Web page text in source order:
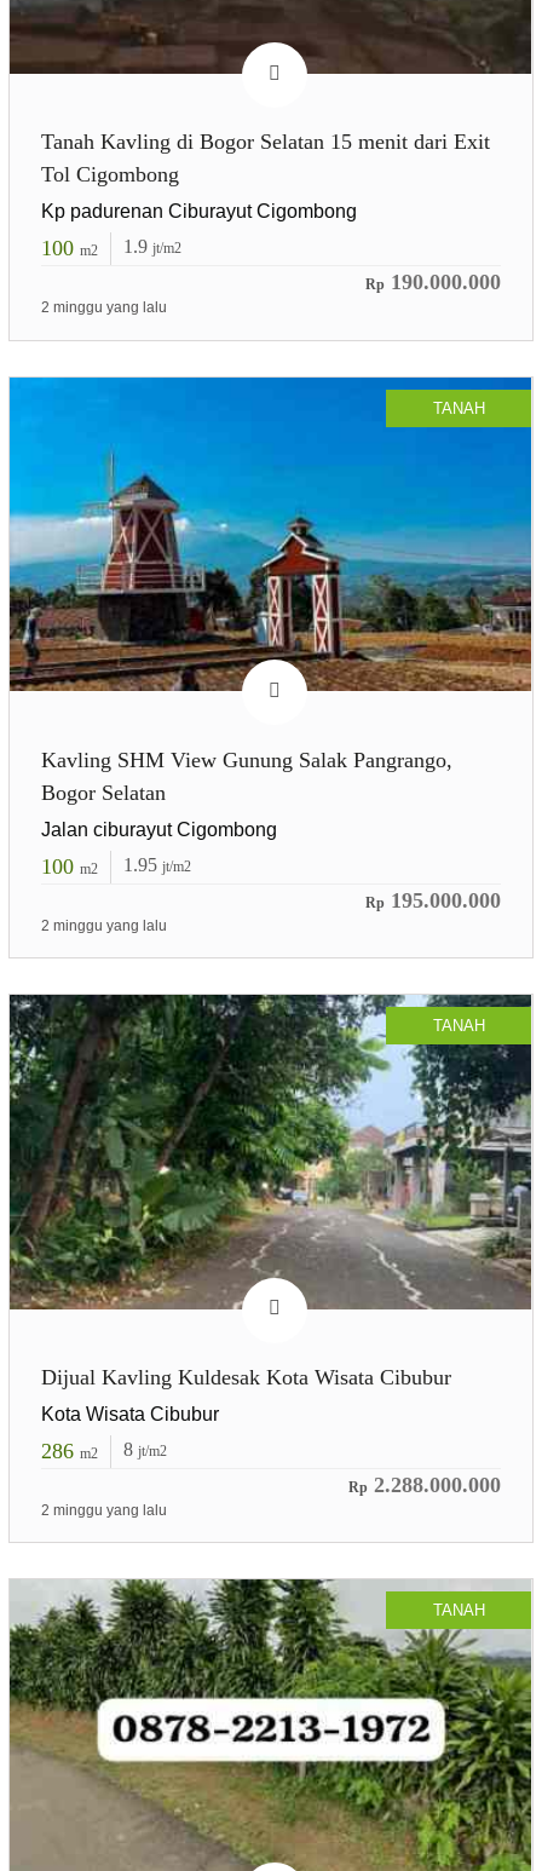
Tanah Kavling di Bogor Selatan 15 menit dari Exit
Tol Cigombong
Kp padurenan Ciburayut Cigombong
100 m2 1.9 jt/m2
Rp 190.000.000
2 minggu yang lalu
TANAH
Kavling SHM View Gunung Salak Pangrango,
Bogor Selatan
Jalan ciburayut Cigombong
100 m2 1.95 jt/m2
Rp 195.000.000
2 minggu yang lalu
TANAH
Dijual Kavling Kuldesak Kota Wisata Cibubur
Kota Wisata Cibubur
286 m2 8 jt/m2
Rp 2.288.000.000
2 minggu yang lalu
TANAH